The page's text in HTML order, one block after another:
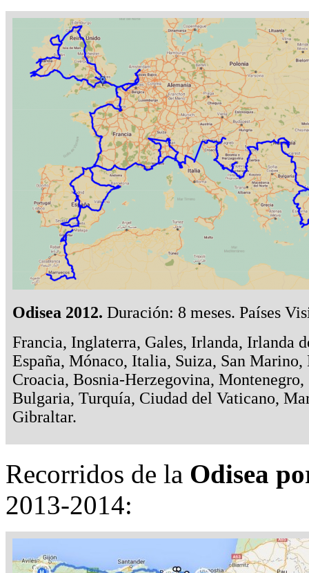
Odisea 2012. Duración: 8 meses. Países
Francia, Inglaterra, Gales, Irlanda, Irlanda
España, Mónaco, Italia, Suiza, San Marino,
Croacia, Bosnia-Herzegovina,
Bulgaria, Turquía, Ciudad del Vaticano,
Gibraltar.
Recorridos de la Odisea
2013-2014: